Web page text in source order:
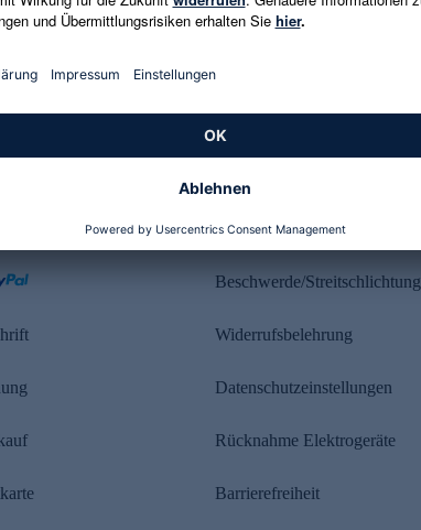
Rechtliches
Beschwerde/Streitschlichtung
Widerrufsbelehrung
Datenschutzeinstellungen
Rücknahme Elektrogeräte
Barrierefreiheit